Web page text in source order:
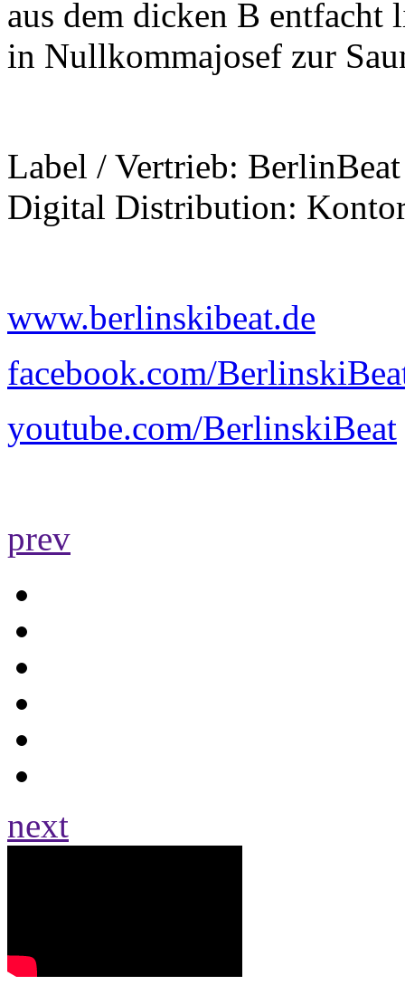
aus dem dicken B entfacht
in Nullkommajosef zur
Label / Vertrieb:
Digital Distribution:
www.berlinskibeat.de
facebook.com/
youtube.com/BerlinskiBeat
prev
next